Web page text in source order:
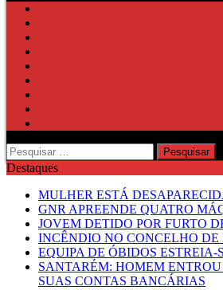
Pesquisar
por:
Destaques
MULHER ESTÁ
GNR APREENDE QUATRO
JOVEM DETIDO POR FURTO
INCÊNDIO NO CONCELHO
EQUIPA DE ÓBIDOS
SANTARÉM: HOMEM
SUAS CONTAS BANCÁRIAS